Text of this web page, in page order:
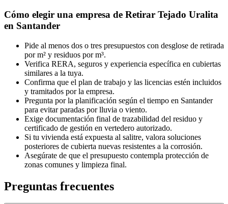
Cómo elegir una empresa de Retirar Tejado Uralita
en Santander
Pide al menos dos o tres presupuestos con desglose de retirada
por m² y residuos por m³.
Verifica RERA, seguros y experiencia específica en cubiertas
similares a la tuya.
Confirma que el plan de trabajo y las licencias estén incluidos
y tramitados por la empresa.
Pregunta por la planificación según el tiempo en Santander
para evitar paradas por lluvia o viento.
Exige documentación final de trazabilidad del residuo y
certificado de gestión en vertedero autorizado.
Si tu vivienda está expuesta al salitre, valora soluciones
posteriores de cubierta nuevas resistentes a la corrosión.
Asegúrate de que el presupuesto contempla protección de
zonas comunes y limpieza final.
Preguntas frecuentes